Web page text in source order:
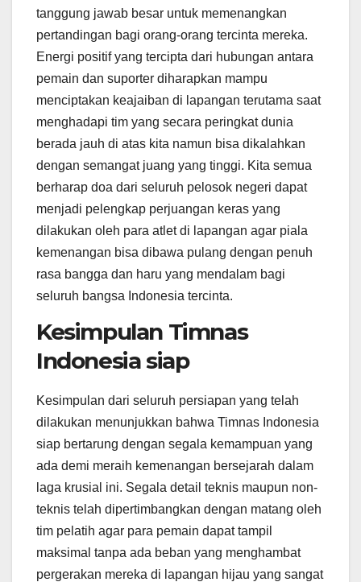
tanggung jawab besar untuk memenangkan
pertandingan bagi orang-orang tercinta mereka.
Energi positif yang tercipta dari hubungan antara
pemain dan suporter diharapkan mampu
menciptakan keajaiban di lapangan terutama saat
menghadapi tim yang secara peringkat dunia
berada jauh di atas kita namun bisa dikalahkan
dengan semangat juang yang tinggi. Kita semua
berharap doa dari seluruh pelosok negeri dapat
menjadi pelengkap perjuangan keras yang
dilakukan oleh para atlet di lapangan agar piala
kemenangan bisa dibawa pulang dengan penuh
rasa bangga dan haru yang mendalam bagi
seluruh bangsa Indonesia tercinta.
Kesimpulan Timnas
Indonesia siap
Kesimpulan dari seluruh persiapan yang telah
dilakukan menunjukkan bahwa Timnas Indonesia
siap bertarung dengan segala kemampuan yang
ada demi meraih kemenangan bersejarah dalam
laga krusial ini. Segala detail teknis maupun non-
teknis telah dipertimbangkan dengan matang oleh
tim pelatih agar para pemain dapat tampil
maksimal tanpa ada beban yang menghambat
pergerakan mereka di lapangan hijau yang sangat